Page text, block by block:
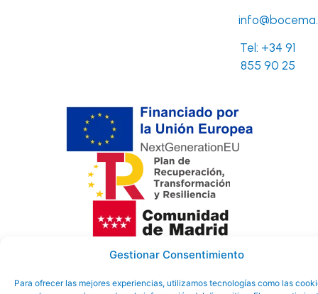
Gestionar Consentimiento
Para ofrecer las mejores experiencias, utilizamos tecnologías como las
Tel: +34 91
855 90 25
Ayuntamiento
Aviso Legal
Política de
privacidad
Cookies